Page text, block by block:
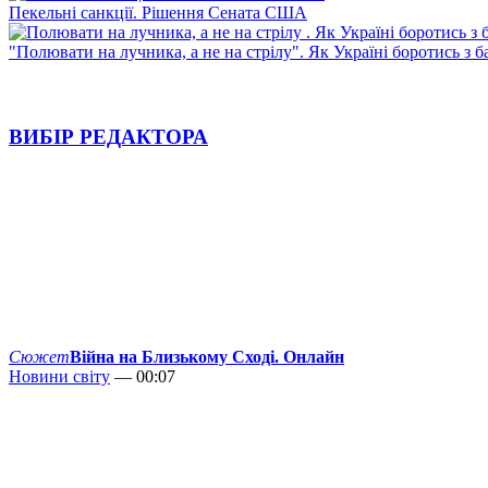
Пекельні санкції. Рішення Сената США
"Полювати на лучника, а не на стрілу". Як Україні боротись з
ВИБІР РЕДАКТОРА
СюжетВійна на Близькому Сході. Онлайн
Новини світу — 00:07